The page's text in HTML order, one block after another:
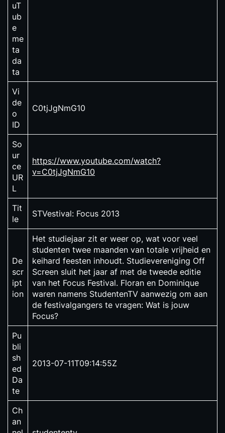
uT
ub
e
me
ta
da
ta
Vi
de
o
ID
C0tjJgNmG10
So
ur
ce
UR
L
https://www.youtube.com/watch?
v=C0tjJgNmG10
Tit
le
STVestival: Focus 2013
De
scr
ipt
ion
Het studiejaar zit er weer op, wat voor veel
studenten twee maanden van totale vrijheid en
keihard feesten inhoudt. Studievereniging Off
Screen sluit het jaar af met de tweede editie
van het Focus Festival. Floran en Dominique
waren namens StudentenTV aanwezig om aan
de festivalgangers te vragen: Wat is jouw
Focus?
Pu
bli
sh
ed
Da
te
2013-07-11T09:14:55Z
Ch
an